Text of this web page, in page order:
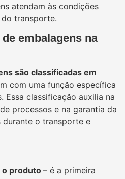
atendam às condições
transporte.
embalagens na
são classificadas em
com uma função específica
Essa classificação auxilia na
processos e na garantia da
o transporte e
o produto – é a primeira